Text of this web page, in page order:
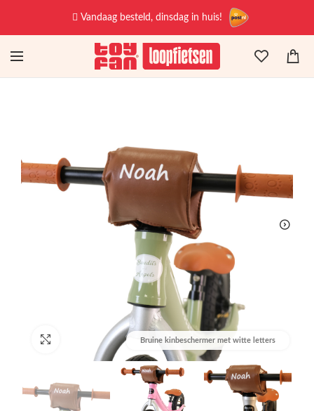
Vandaag besteld, dinsdag in huis!
Bruine kinbeschermer met witte letters
Afbeelding vergroten